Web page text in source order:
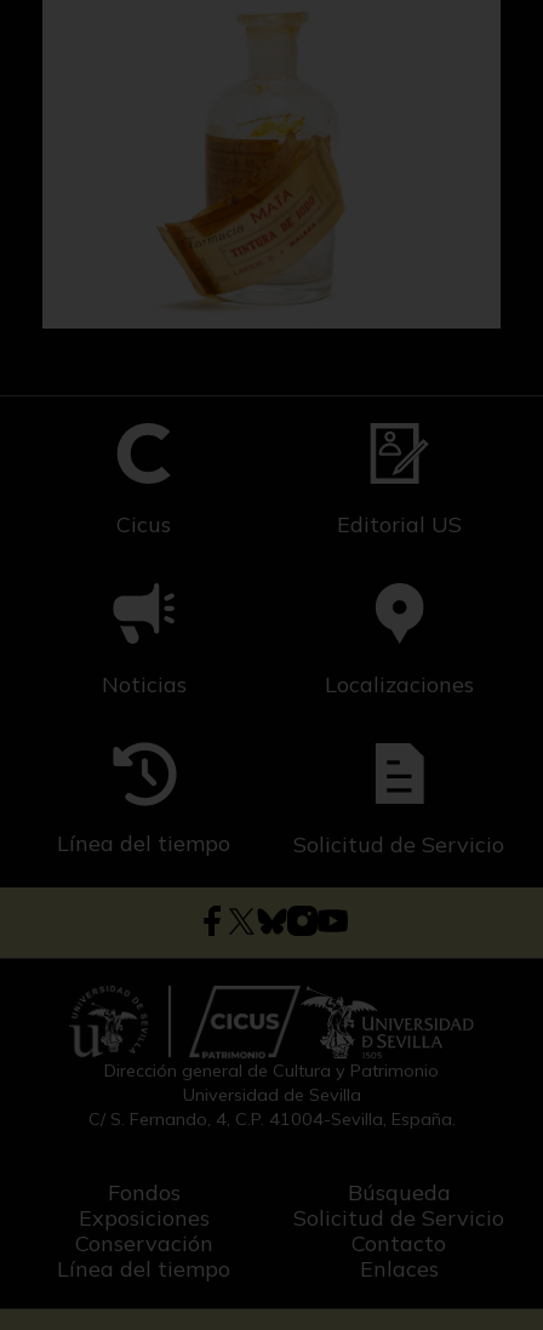
Cicus Editorial US
Noticias Localizaciones
Línea del tiempo Solicitud de Servicio
Dirección general de Cultura y Patrimonio
Universidad de Sevilla
C/ S. Fernando, 4, C.P. 41004-Sevilla, España.
Fondos
Exposiciones
Conservación
Línea del tiempo
Búsqueda
Solicitud de Servicio
Contacto
Enlaces